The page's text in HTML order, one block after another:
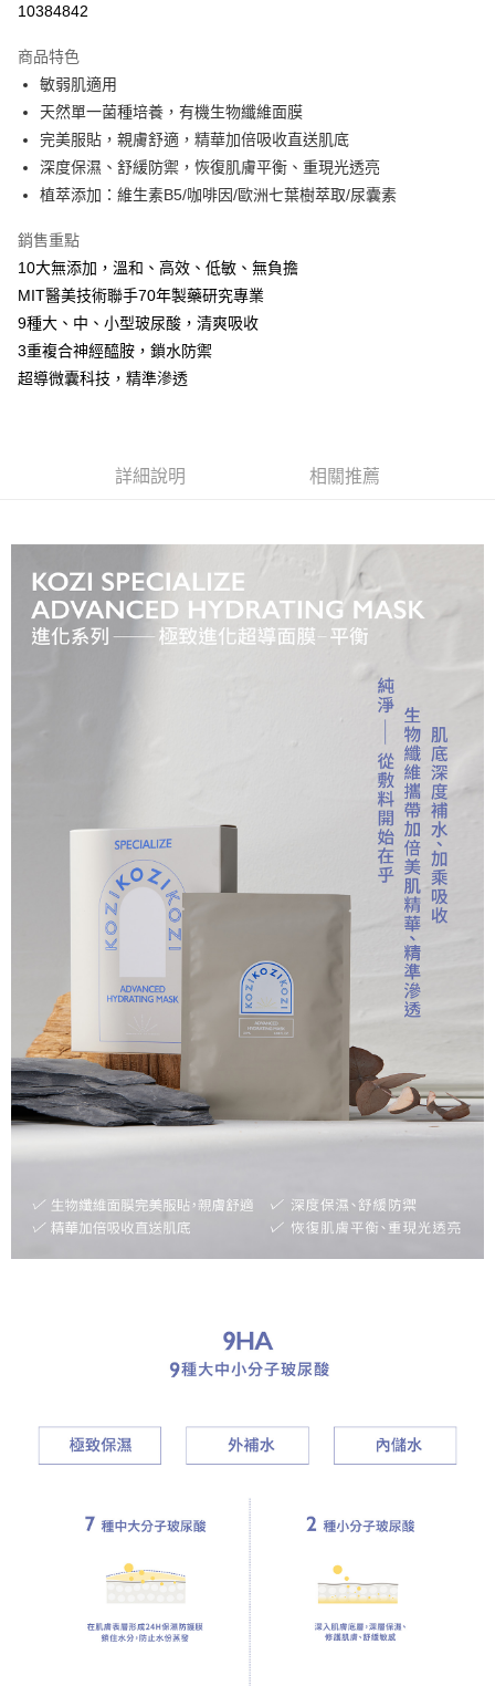
全家取貨付款
付款後全家取貨
每筆NT$80，滿NT$799(含以上)免運費
每筆NT$80，滿NT$799(含以上)免運費
7-11取貨付款
每筆NT$80，滿NT$799(含以上)免運費
付款後7-11取貨
每筆NT$100，滿NT$799(含以上)免運費
10384842
商品特色
敏弱肌適用
天然單一菌種培養，有機生物纖維面膜
完美服貼，親膚舒適，精華加倍吸收直送肌底
深度保濕、舒緩防禦，恢復肌膚平衡、重現光透亮
植萃添加：維生素B5/咖啡因/歐洲七葉樹萃取/尿囊素
銷售重點
10大無添加，溫和、高效、低敏、無負擔
MIT醫美技術聯手70年製藥研究專業
9種大、中、小型玻尿酸，清爽吸收
3重複合神經醯胺，鎖水防禦
超導微囊科技，精準滲透
詳細說明 相關推薦